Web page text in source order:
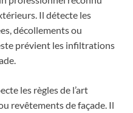
Il détecte les
décollements ou
prévient les infiltrations
les règles de l’art
revêtements de façade. Il